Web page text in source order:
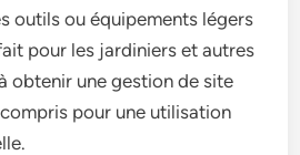
outils ou équipements légers
pour les jardiniers et autres
obtenir une gestion de site
pour une utilisation